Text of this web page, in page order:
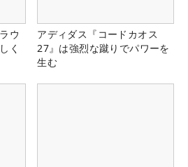
ウ
く
アディダス『コードカオス
27』は強烈な蹴りでパワーを
生む